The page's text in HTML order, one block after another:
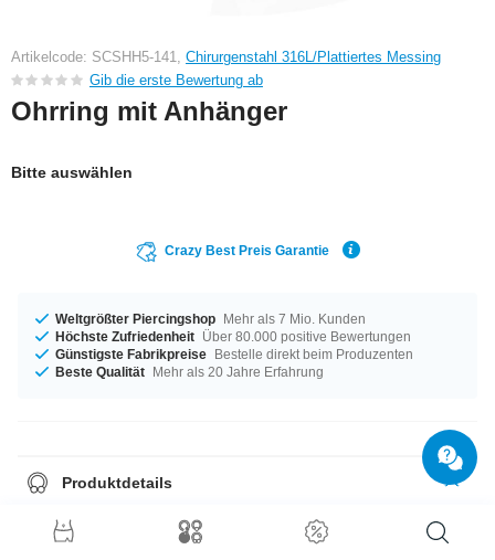
Artikelcode: SCSHH5-141, Chirurgenstahl 316L/Plattiertes Messing
Gib die erste Bewertung ab
Ohrring mit Anhänger
Bitte auswählen
Crazy Best Preis Garantie
Weltgrößter Piercingshop Mehr als 7 Mio. Kunden
Höchste Zufriedenheit Über 80.000 positive Bewertungen
Günstigste Fabrikpreise Bestelle direkt beim Produzenten
Beste Qualität Mehr als 20 Jahre Erfahrung
Produktdetails
1,2 mm. Dieses Produkt ist für dich mit dem Durchmesser 8 mm erhältlich.
Dieser Stein ist Crystal und macht dieses Produkt zu etwas ganz